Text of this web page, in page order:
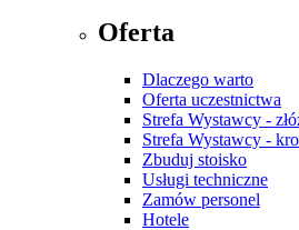
Oferta
Dlaczego warto
Oferta uczestnictwa
Strefa Wystawcy -
Strefa Wystawcy -
Zbuduj stoisko
Usługi techniczne
Zamów personel
Hotele